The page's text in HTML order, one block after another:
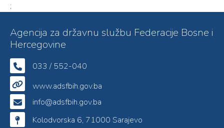
;
Agencija za državnu službu Federacije Bosne i
Hercegovine
033 / 552-040
www.adsfbih.gov.ba
info@adsfbih.gov.ba
Kolodvorska 6, 71000 Sarajevo